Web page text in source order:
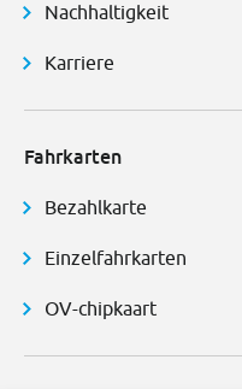
Nachhaltigkeit
Karriere
Fahrkarten
Bezahlkarte
Einzelfahrkarten
OV-chipkaart